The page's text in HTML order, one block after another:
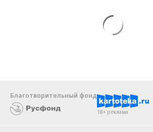
Благотворительный фонд
18+ реклама